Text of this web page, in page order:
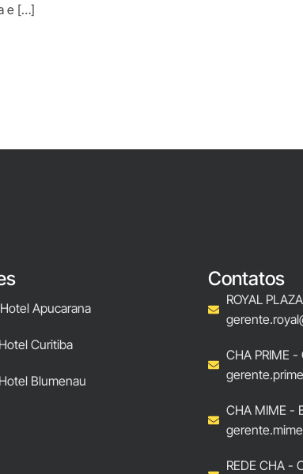
e […]
Apucarana
Curitiba
Blumenau
Contatos
ROYAL
CHA PRIME -
CHA MIME -
REDE CHA -